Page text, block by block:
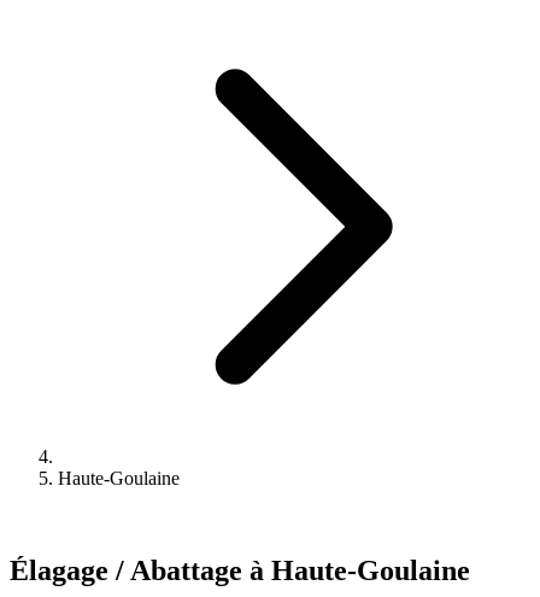
Haute-Goulaine
Élagage / Abattage à Haute-Goulaine